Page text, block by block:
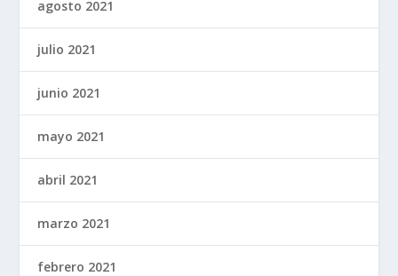
agosto 2021
julio 2021
junio 2021
mayo 2021
abril 2021
marzo 2021
febrero 2021